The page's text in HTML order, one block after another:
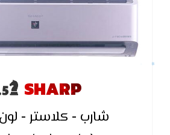
SHARP
شارب - كلاستر -